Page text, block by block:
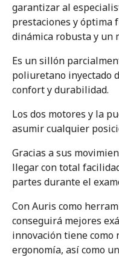
garantizar al
prestaciones y óptima
dinámica robusta y un
Es un sillón
poliuretano inyectado
confort y durabilidad.
Los dos motores y la
asumir cualquier
Gracias a sus
llegar con total
partes durante el
Con Auris como
conseguirá mejores
innovación tiene como
ergonomía, así como